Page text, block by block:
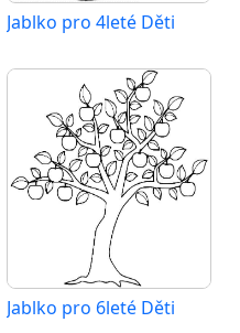
Jablko pro 4leté Děti
Jablko pro 6leté Děti